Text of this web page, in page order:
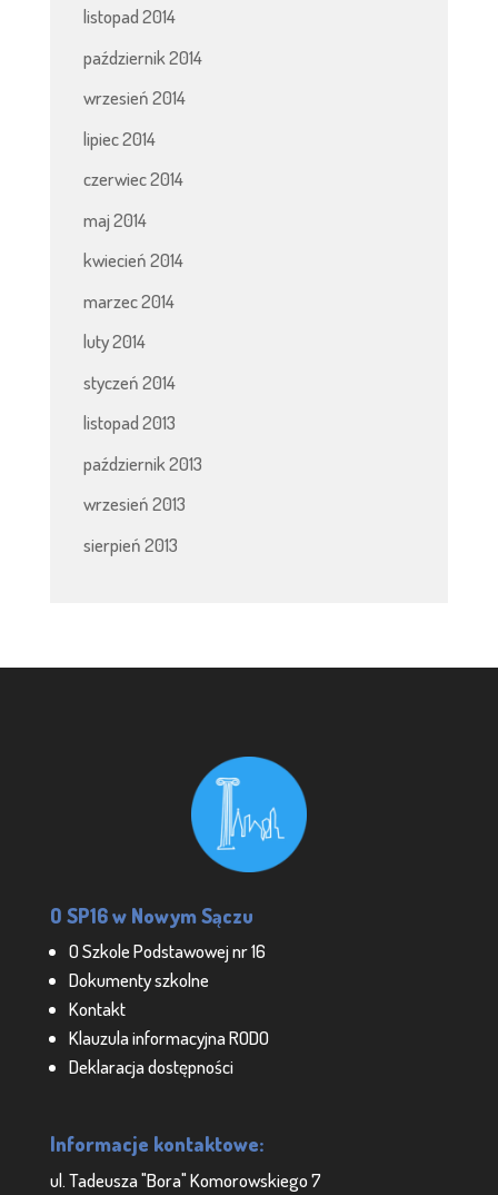
listopad 2014
październik 2014
wrzesień 2014
lipiec 2014
czerwiec 2014
maj 2014
kwiecień 2014
marzec 2014
luty 2014
styczeń 2014
listopad 2013
październik 2013
wrzesień 2013
sierpień 2013
O SP16 w Nowym Sączu
O Szkole Podstawowej nr 16
Dokumenty szkolne
Kontakt
Klauzula informacyjna RODO
Deklaracja dostępności
Informacje kontaktowe:
ul. Tadeusza "Bora" Komorowskiego 7